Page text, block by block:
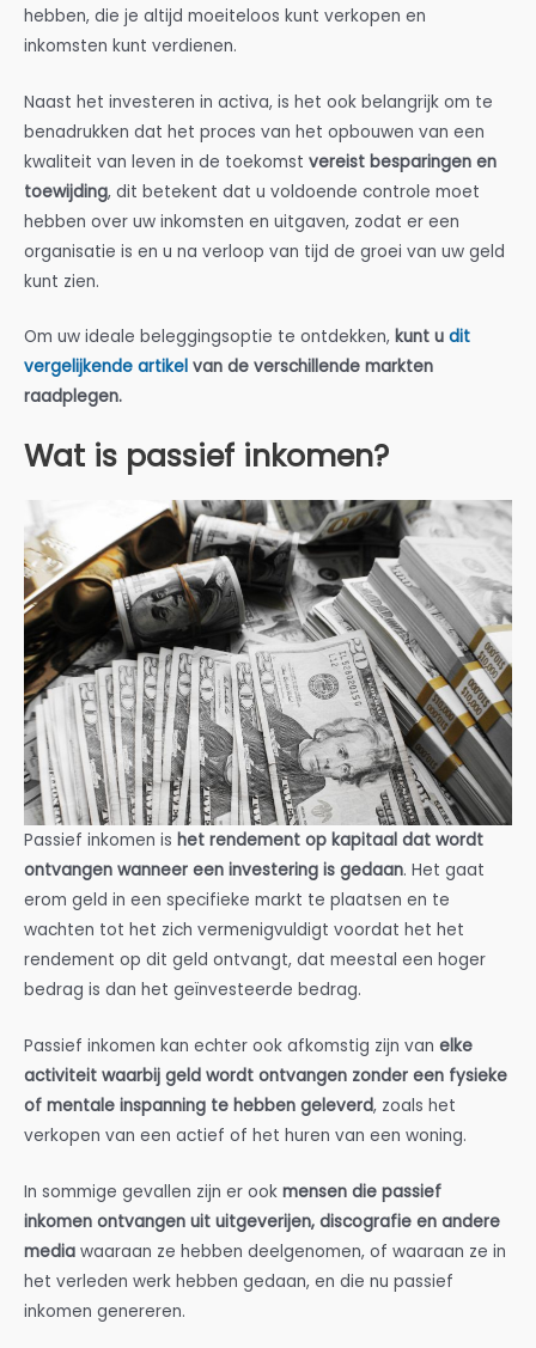
hebben, die je altijd moeiteloos kunt verkopen en
inkomsten kunt verdienen.
Naast het investeren in activa, is het ook belangrijk om te
benadrukken dat het proces van het opbouwen van een
kwaliteit van leven in de toekomst vereist besparingen en
toewijding, dit betekent dat u voldoende controle moet
hebben over uw inkomsten en uitgaven, zodat er een
organisatie is en u na verloop van tijd de groei van uw geld
kunt zien.
Om uw ideale beleggingsoptie te ontdekken, kunt u dit
vergelijkende artikel van de verschillende markten
raadplegen.
Wat is passief inkomen?
Passief inkomen is het rendement op kapitaal dat wordt
ontvangen wanneer een investering is gedaan. Het gaat
erom geld in een specifieke markt te plaatsen en te
wachten tot het zich vermenigvuldigt voordat het het
rendement op dit geld ontvangt, dat meestal een hoger
bedrag is dan het geïnvesteerde bedrag.
Passief inkomen kan echter ook afkomstig zijn van elke
activiteit waarbij geld wordt ontvangen zonder een fysieke
of mentale inspanning te hebben geleverd, zoals het
verkopen van een actief of het huren van een woning.
In sommige gevallen zijn er ook mensen die passief
inkomen ontvangen uit uitgeverijen, discografie en andere
media waaraan ze hebben deelgenomen, of waaraan ze in
het verleden werk hebben gedaan, en die nu passief
inkomen genereren.